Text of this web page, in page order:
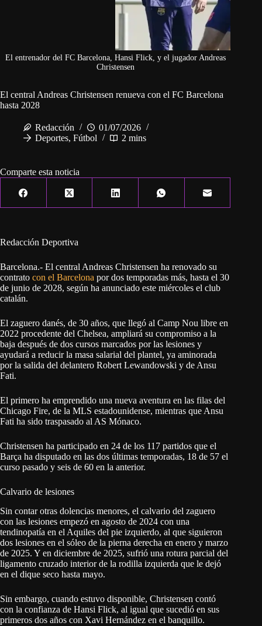
El entrenador del FC Barcelona, Hansi Flick, y el jugador Andreas
Christensen
El central Andreas Christensen renueva con el FC Barcelona
hasta 2028
Redacción
01/07/2026
Deportes, Fútbol 2 mins
Comparte esta noticia
Redacción Deportiva
Barcelona.- El central Andreas Christensen ha renovado su
contrato con el Barcelona por dos temporadas más, hasta el 30
de junio de 2028, según ha anunciado este miércoles el club
catalán.
El zaguero danés, de 30 años, que llegó al Camp Nou libre en
2022 procedente del Chelsea, ampliará su compromiso a la
baja después de dos cursos marcados por las lesiones y
ayudará a reducir la masa salarial del plantel, ya aminorada
por la salida del delantero Robert Lewandowski y de Ansu
Fati.
El primero ha emprendido una nueva aventura en las filas del
Chicago Fire, de la MLS estadounidense, mientras que Ansu
Fati ha sido traspasado al AS Mónaco.
Christensen ha participado en 24 de los 117 partidos que el
Barça ha disputado en las dos últimas temporadas, 18 de 57 el
curso pasado y seis de 60 en la anterior.
Calvario de lesiones
Sin contar otras dolencias menores, el calvario del zaguero
con las lesiones empezó en agosto de 2024 con una
tendinopatía en el Aquiles del pie izquierdo, al que siguieron
dos lesiones en el sóleo de la pierna derecha en enero y marzo
de 2025. Y en diciembre de 2025, sufrió una rotura parcial del
ligamento cruzado interior de la rodilla izquierda que le dejó
en el dique seco hasta mayo.
Sin embargo, cuando estuvo disponible, Christensen contó
con la confianza de Hansi Flick, al igual que sucedió en sus
primeros dos años con Xavi Hernández en el banquillo.